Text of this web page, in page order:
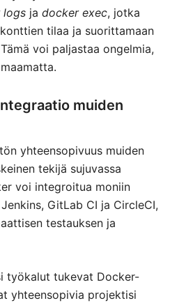
logs ja docker exec, jotka
tilaa ja suorittamaan
voi paljastaa ongelmia,
muiden
yhteensopivuus muiden
tekijä sujuvassa
voi integroitua moniin
GitLab CI ja CircleCI,
testauksen ja
työkalut tukevat Docker-
yhteensopivia projektisi